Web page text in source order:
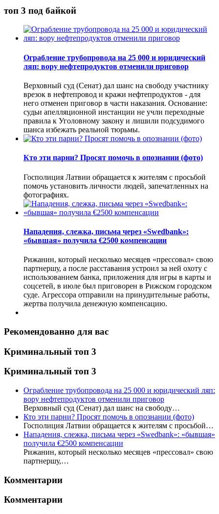
топ 3 под байкой
Ограбление трубопровода на 25 000 и юридический
ляп: вору нефтепродуктов отменили приговор
Верховный суд (Сенат) дал шанс на свободу участнику
врезок в нефтепровод и кражи нефтепродуктов - для
него отменен приговор в части наказания. Основание:
судьи апелляционной инстанции не учли переходные
правила к Уголовному закону и лишили подсудимого
шанса избежать реальной тюрьмы.
Кто эти парни? Просят помочь в опознании (фото)
Госполиция Латвии обращается к жителям с просьбой
помочь установить личности людей, запечатленных на
фотографиях.
Нападения, слежка, письма через «Swedbank»:
«бывшая» получила €2500 компенсации
Рижанин, который несколько месяцев «прессовал» свою
партнершу, а после расставания устроил за ней охоту с
использованием банка, приложения для игры в карты и
соцсетей, в июле был приговорен в Рижском городском
суде. Агрессора отправили на принудительные работы,
жертва получила денежную компенсацию.
Рекомендованно для вас
Криминальный топ 3
Криминальный топ 3
Ограбление трубопровода на 25 000 и юридический ляп:
вору нефтепродуктов отменили приговор
Верховный суд (Сенат) дал шанс на свободу…
Кто эти парни? Просят помочь в опознании (фото)
Госполиция Латвии обращается к жителям с просьбой…
Нападения, слежка, письма через «Swedbank»: «бывшая»
получила €2500 компенсации
Рижанин, который несколько месяцев «прессовал» свою
партнершу,…
Комментарии
Комментарии